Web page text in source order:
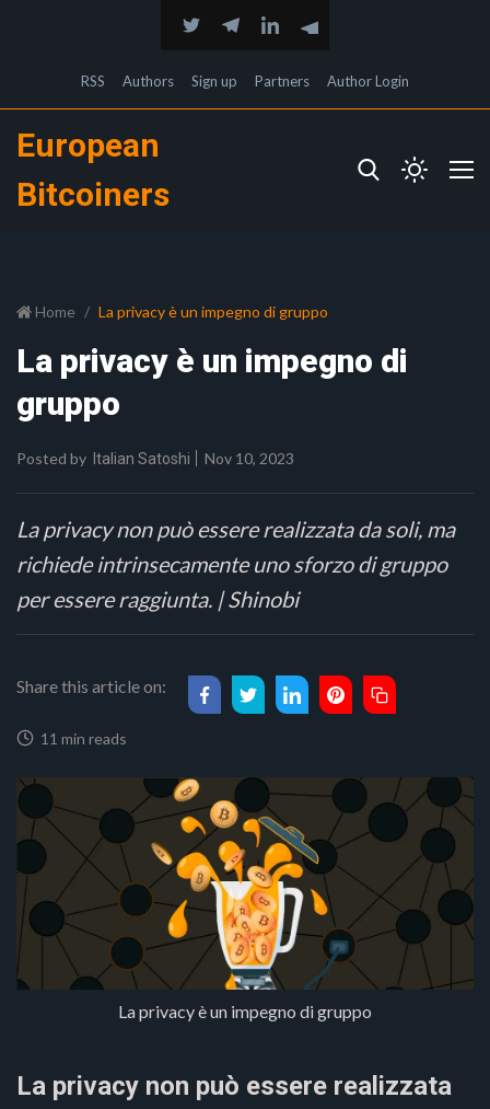
RSS Authors Sign up Partners Author Login
European
Bitcoiners
Home La privacy è un impegno di gruppo
La privacy è un impegno di
gruppo
Posted by Italian Satoshi Nov 10, 2023
La privacy non può essere realizzata da soli, ma
richiede intrinsecamente uno sforzo di gruppo
per essere raggiunta. | Shinobi
Share this article on:
11 min reads
La privacy è un impegno di gruppo
La privacy non può essere realizzata